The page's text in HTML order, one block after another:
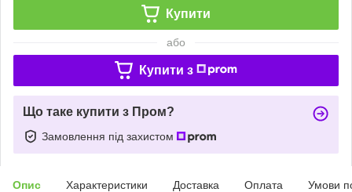
Купити
або
Купити з
Що таке купити з Пром?
Замовлення під захистом
Опис Характеристики Доставка Оплата Умови